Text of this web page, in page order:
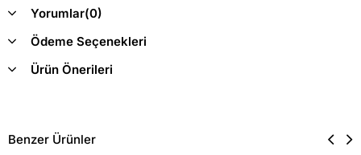
Yorumlar(0)
Ödeme Seçenekleri
Ürün Önerileri
Benzer Ürünler